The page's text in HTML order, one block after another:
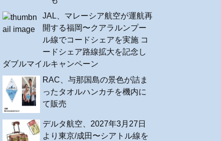
JAL、マレーシア航空が運航再
開する福岡〜クアラルンプー
ル線でコードシェアを実施 コ
ードシェア路線拡大を記念し
ダブルマイルキャンペーン
RAC、与那国島の景色が詰ま
ったタオルハンカチを機内に
て販売
デルタ航空、2027年3月27日
より東京/成田〜シアトル線を